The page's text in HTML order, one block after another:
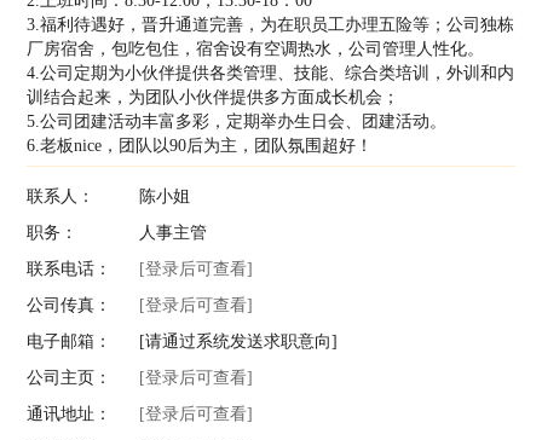
3.福利待遇好，晋升通道完善，为在职员工办理五险等；公司独栋
厂房宿舍，包吃包住，宿舍设有空调热水，公司管理人性化。
4.公司定期为小伙伴提供各类管理、技能、综合类培训，外训和内
训结合起来，为团队小伙伴提供多方面成长机会；
5.公司团建活动丰富多彩，定期举办生日会、团建活动。
6.老板nice，团队以90后为主，团队氛围超好！
联系人：
陈小姐
职务：
人事主管
联系电话：
[登录后可查看]
公司传真：
[登录后可查看]
电子邮箱：
[请通过系统发送求职意向]
公司主页：
[登录后可查看]
通讯地址：
[登录后可查看]